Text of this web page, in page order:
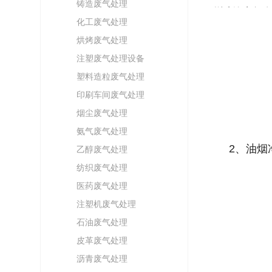
铸造废气处理
化工废气处理
烘烤废气处理
注塑废气处理设备
塑料造粒废气处理
印刷车间废气处理
烟尘废气处理
氨气废气处理
乙醇废气处理
纺织废气处理
医药废气处理
注塑机废气处理
石油废气处理
皮革废气处理
沥青废气处理
2、油烟